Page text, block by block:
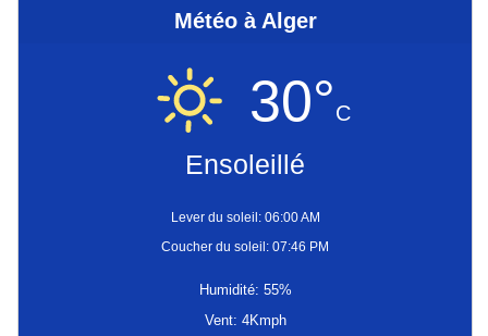
Météo à Alger
30°C
Ensoleillé
Lever du soleil: 06:00 AM
Coucher du soleil: 07:46 PM
Humidité: 55%
Vent: 4Kmph